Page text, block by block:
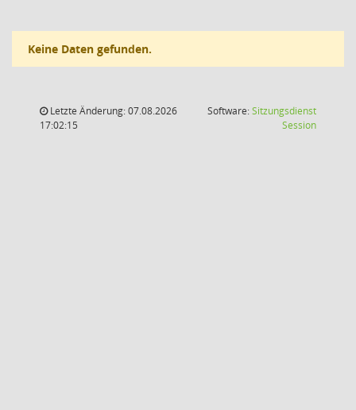
Keine Daten gefunden.
Letzte Änderung: 07.08.2026
17:02:15
Software:Sitzungsdienst
Session(Wird in